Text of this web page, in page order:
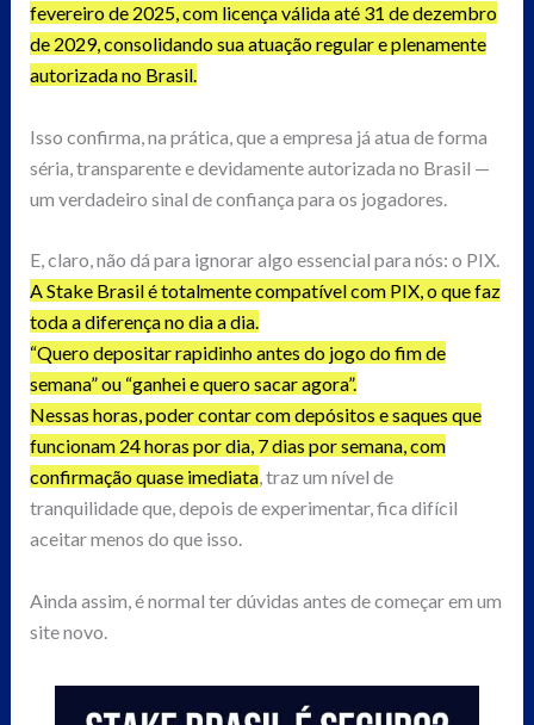
fevereiro de 2025, com licença válida até 31 de dezembro
de 2029, consolidando sua atuação regular e plenamente
autorizada no Brasil.
Isso confirma, na prática, que a empresa já atua de forma
séria, transparente e devidamente autorizada no Brasil —
um verdadeiro sinal de confiança para os jogadores.
E, claro, não dá para ignorar algo essencial para nós: o PIX.
A Stake Brasil é totalmente compatível com PIX, o que faz
toda a diferença no dia a dia.
“Quero depositar rapidinho antes do jogo do fim de
semana” ou “ganhei e quero sacar agora”.
Nessas horas, poder contar com depósitos e saques que
funcionam 24 horas por dia, 7 dias por semana, com
confirmação quase imediata, traz um nível de
tranquilidade que, depois de experimentar, fica difícil
aceitar menos do que isso.
Ainda assim, é normal ter dúvidas antes de começar em um
site novo.